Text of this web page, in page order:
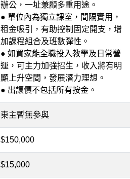
辦公，一址兼顧多重用途。
● 單位內為獨立課室，間隔實用，
租金吸引，有助控制固定開支，增
加課程組合及班數彈性。
● 如買家能全職投入教學及日常營
運，可主力加強招生，收入將有明
顯上升空間，發展潛力理想。
● 出讓價不包括所有按金。
東主暫無參與
$150,000
$15,000